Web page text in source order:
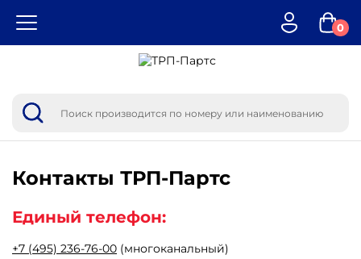
0
Контакты ТРП-Партс
Единый телефон:
+7 (495) 236-76-00 (многоканальный)